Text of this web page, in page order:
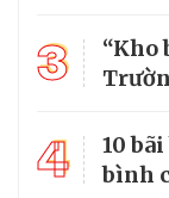
3
“Kho
4
10
bình